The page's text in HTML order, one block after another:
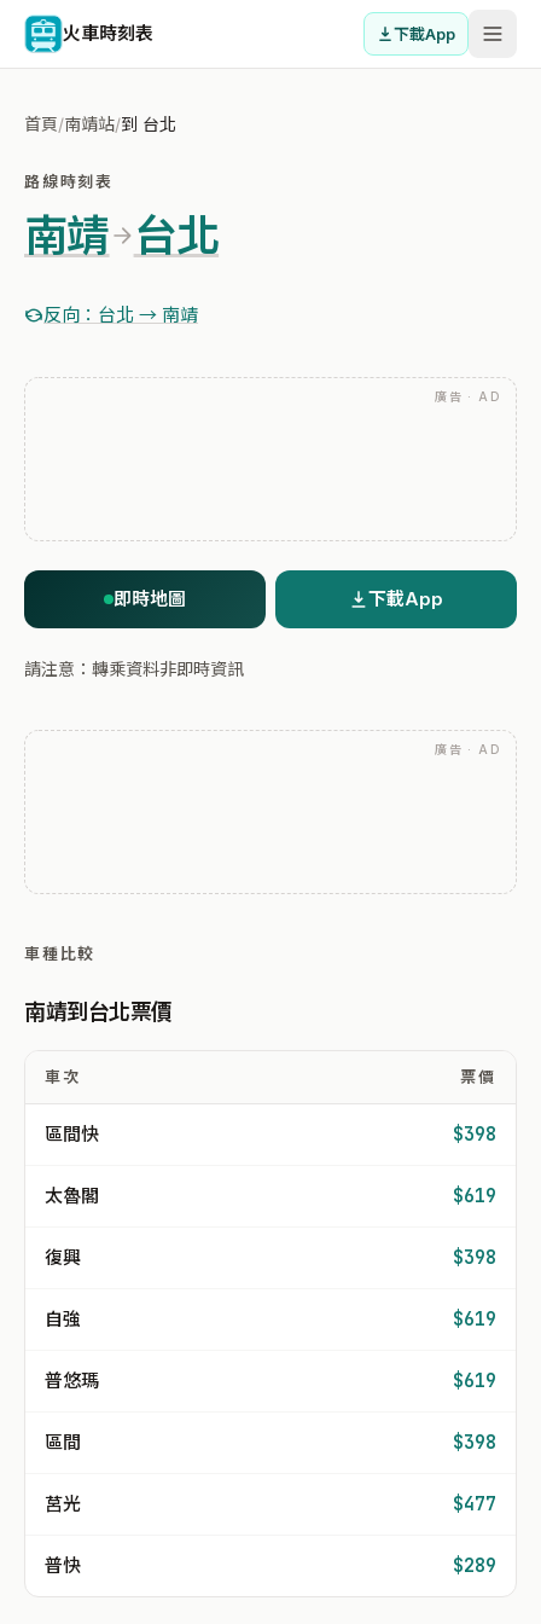
火車時刻表 下載App
首頁/南靖站/到 台北
路線時刻表
南靖 台北
反向：台北 → 南靖
廣告 · AD
即時地圖 下載App
請注意：轉乘資料非即時資訊
廣告 · AD
車種比較
南靖到台北票價
車次 票價
區間快 $398
太魯閣 $619
復興 $398
自強 $619
普悠瑪 $619
區間 $398
莒光 $477
普快 $289